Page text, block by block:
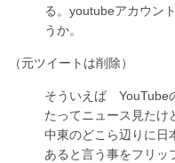
る。youtubeアカウン
うか。
（元ツイートは削除）
そういえば YouTube
たってニュース見た
中東のどこら辺りに
あると言う事をフリ